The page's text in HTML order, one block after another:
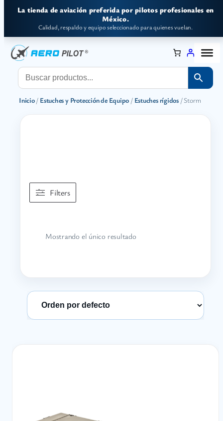
Saltar
contenido
La tienda de aviación preferida por pilotos profesionales en
México.
Calidad, respaldo y equipo seleccionado para quienes vuelan.
Inicio/ Estuches y Protección de Equipo / Estuches rígidos / Storm
Filters
Mostrando el único resultado